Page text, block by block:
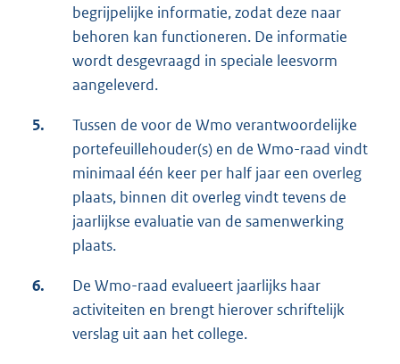
begrijpelijke informatie, zodat deze naar
behoren kan functioneren. De informatie
wordt desgevraagd in speciale leesvorm
aangeleverd.
5.
Tussen de voor de Wmo verantwoordelijke
portefeuillehouder(s) en de Wmo-raad vindt
minimaal één keer per half jaar een overleg
plaats, binnen dit overleg vindt tevens de
jaarlijkse evaluatie van de samenwerking
plaats.
6.
De Wmo-raad evalueert jaarlijks haar
activiteiten en brengt hierover schriftelijk
verslag uit aan het college.